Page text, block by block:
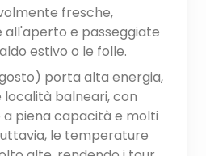
fresche,
e passeggiate
estivo o le folle.
porta alta energia,
balneari, con
piena capacità e molti
le temperature